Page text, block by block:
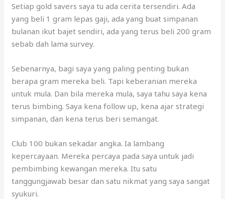
Setiap gold savers saya tu ada cerita tersendiri. Ada
yang beli 1 gram lepas gaji, ada yang buat simpanan
bulanan ikut bajet sendiri, ada yang terus beli 200 gram
sebab dah lama survey.
Sebenarnya, bagi saya yang paling penting bukan
berapa gram mereka beli. Tapi keberanian mereka
untuk mula. Dan bila mereka mula, saya tahu saya kena
terus bimbing. Saya kena follow up, kena ajar strategi
simpanan, dan kena terus beri semangat.
Club 100 bukan sekadar angka. Ia lambang
kepercayaan. Mereka percaya pada saya untuk jadi
pembimbing kewangan mereka. Itu satu
tanggungjawab besar dan satu nikmat yang saya sangat
syukuri.